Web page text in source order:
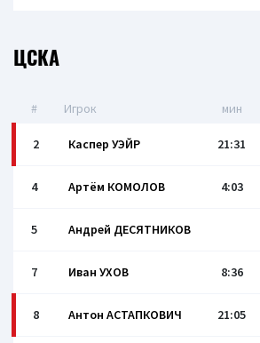
ЦСКА
# Игрок мин
2 Каспер УЭЙР 21:31
4 Артём КОМОЛОВ 4:03
5 Андрей ДЕСЯТНИКОВ
7 Иван УХОВ 8:36
8 Антон АСТАПКОВИЧ 21:05